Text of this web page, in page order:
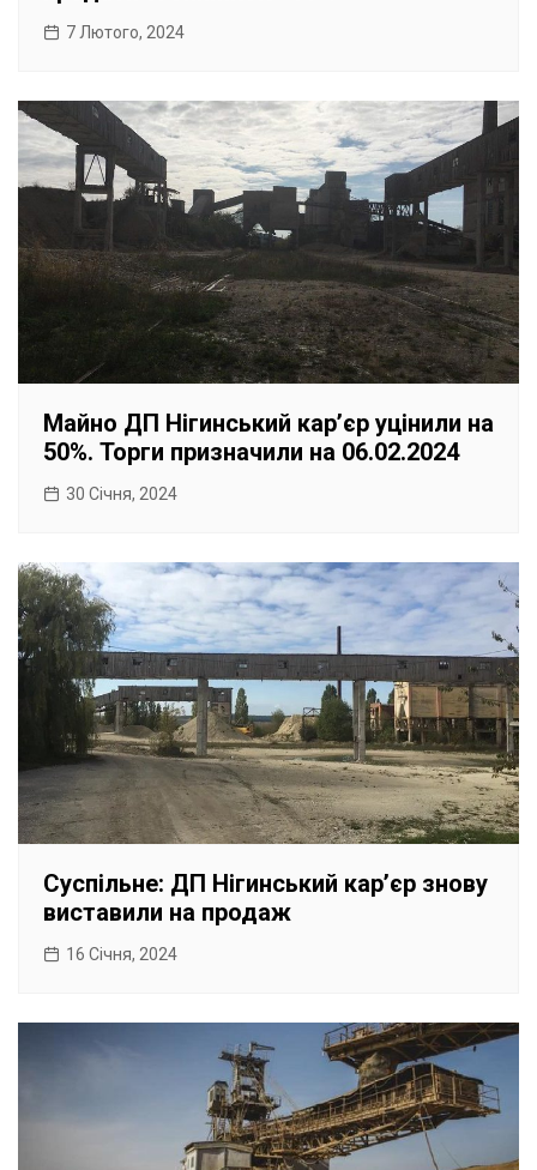
7 Лютого, 2024
Майно ДП Нігинський карʼєр уцінили на
50%. Торги призначили на 06.02.2024
30 Січня, 2024
Суспільне: ДП Нігинський карʼєр знову
виставили на продаж
16 Січня, 2024